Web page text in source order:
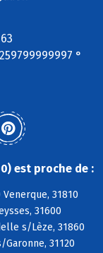
°
est proche de :
31810
31600
s/Lèze, 31860
31120